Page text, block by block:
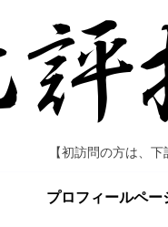
【初訪問の方は、
プロフィールペー